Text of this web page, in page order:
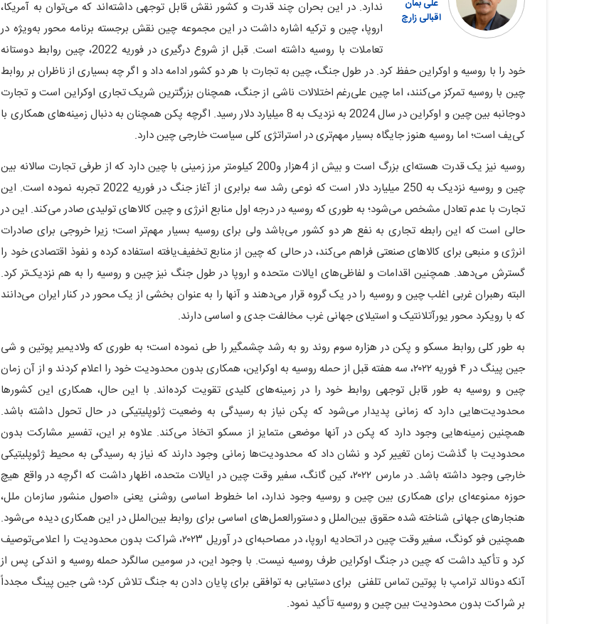
علی بمان
اقبالی زارچ
ندارد. در این بحران چند قدرت و کشور نقش قابل توجهی داشته‌اند که می‌توان به آمریکا،
اروپا، چین و ترکیه اشاره داشت در این مجموعه چین نقش برجسته برنامه محور به‌ویژه در
تعاملات با روسیه داشته است. قبل از شروع درگیری در فوریه 2022، چین روابط دوستانه
خود را با روسیه و اوکراین حفظ کرد. در طول جنگ، چین به تجارت با هر دو کشور ادامه داد و اگر چه بسیاری از ناظران بر روابط
چین با روسیه تمرکز می‌کنند، اما چین علی‌رغم اختلالات ناشی از جنگ، همچنان بزرگترین شریک تجاری اوکراین است و تجارت
دوجانبه بین چین و اوکراین در سال 2024 به نزدیک به 8 میلیارد دلار رسید. اگرچه پکن همچنان به دنبال زمینه‌های همکاری با
کی‌یف است؛ اما روسیه هنوز جایگاه بسیار مهم‌تری در استراتژی کلی سیاست خارجی چین دارد.
روسیه نیز یک قدرت هسته‌ای بزرگ است و بیش از 4هزار و200 کیلومتر مرز زمینی با چین دارد که از طرفی تجارت سالانه بین
چین و روسیه نزدیک به 250 میلیارد دلار است که نوعی رشد سه برابری از آغاز جنگ در فوریه 2022 تجربه نموده است. این
تجارت با عدم تعادل مشخص می‌شود؛ به طوری که روسیه در درجه اول منابع انرژی و چین کالاهای تولیدی صادر می‌کند. این در
حالی است که این رابطه تجاری به نفع هر دو کشور می‌باشد ولی برای روسیه بسیار مهم‌تر است؛ زیرا خروجی برای صادرات
انرژی و منبعی برای کالاهای صنعتی فراهم می‌کند، در حالی که چین از منابع تخفیف‌یافته استفاده کرده و نفوذ اقتصادی خود را
گسترش می‌دهد. همچنین اقدامات و لفاظی‌های ایالات متحده و اروپا در طول جنگ نیز چین و روسیه را به هم نزدیک‌تر کرد.
البته رهبران غربی اغلب چین و روسیه را در یک گروه قرار می‌دهند و آنها را به عنوان بخشی از یک محور در کنار ایران می‌دانند
که با رویکرد محور یورآتلانتیک و استیلای جهانی غرب مخالفت جدی و اساسی دارند.
به‌ طور کلی روابط مسکو و پکن در هزاره سوم روند رو به رشد چشمگیر را طی نموده است؛ به ‌طوری که ولادیمیر پوتین و شی
جین پینگ در ۴ فوریه ۲۰۲۲، سه هفته قبل از حمله روسیه به اوکراین، همکاری بدون محدودیت خود را اعلام کردند و از آن زمان
چین و روسیه به طور قابل توجهی روابط خود را در زمینه‌های کلیدی تقویت کرده‌اند. با این حال، همکاری این کشورها
محدودیت‌هایی دارد که زمانی پدیدار می‌شود که پکن نیاز به رسیدگی به وضعیت ژئوپلیتیکی در حال تحول داشته باشد.
همچنین زمینه‌هایی وجود دارد که پکن در آنها موضعی متمایز از مسکو اتخاذ می‌کند. علاوه بر این، تفسیر مشارکت بدون
محدودیت با گذشت زمان تغییر کرد و نشان داد که محدودیت‌ها زمانی وجود دارند که نیاز به رسیدگی به محیط ژئوپلیتیکی
خارجی وجود داشته باشد. در مارس ۲۰۲۲، کین گانگ، سفیر وقت چین در ایالات متحده، اظهار داشت که اگرچه در واقع هیچ
حوزه ممنوعه‌ای برای همکاری بین چین و روسیه وجود ندارد، اما خطوط اساسی روشنی یعنی «اصول منشور سازمان ملل،
هنجارهای جهانی شناخته شده حقوق بین‌الملل و دستورالعمل‌های اساسی برای روابط بین‌الملل در این همکاری دیده می‌شود.
همچنین فو کونگ، سفیر وقت چین در اتحادیه اروپا، در مصاحبه‌ای در آوریل ۲۰۲۳، شراکت بدون محدودیت را اعلامی‌توصیف
کرد و تأکید داشت که چین در جنگ اوکراین طرف روسیه نیست. با وجود این، در سومین سالگرد حمله روسیه و اندکی پس از
آنکه دونالد ترامپ با پوتین تماس تلفنی برای دستیابی به توافقی برای پایان دادن به جنگ تلاش کرد؛ شی جین پینگ مجدداً
بر شراکت بدون محدودیت بین چین و روسیه تأکید نمود.